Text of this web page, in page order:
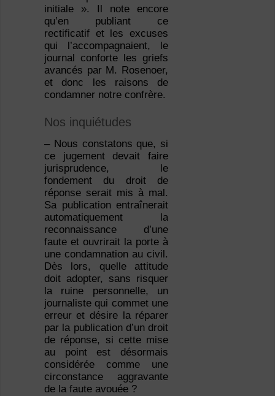
initiale ». Il note encore
qu’en publiant ce
rectificatif et les excuses
qui l’accompagnaient, le
journal conforte les griefs
avancés par M. Rosenoer,
et donc les raisons de
condamner notre confrère.
Nos inquiétudes
– Nous constatons que, si
ce jugement devait faire
jurisprudence, le
fondement du droit de
réponse serait mis à mal.
Sa publication entraînerait
automatiquement la
reconnaissance d’une
faute et ouvrirait la porte à
une condamnation au civil.
Dès lors, quelle attitude
doit adopter, sans risquer
la ruine personnelle, un
journaliste qui commet une
erreur et désire la réparer
par la publication d’un droit
de réponse, si cette mise
au point est désormais
considérée comme une
circonstance aggravante
de la faute avouée ?